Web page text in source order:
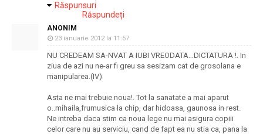
Răspunsuri
Răspundeți
ANONIM
23 ianuarie 2012 la 11:57
NU CREDEAM SA-NVAT A IUBI VREODATA…DICTATURA !. In
ziua de azi nu ne-ar fi greu sa sesizam cat de grosolana e
manipularea.(IV)
Asta ne mai trebuie noua!. Tot la sanatate a mai aparut
o..mihaila,frumusica la chip, dar hidoasa, gaunosa in rest.
Ne intreba daca stim ca noua lege nu mai asigura copiii
celor care nu au serviciu, cand de fapt ea nu stia ca, pana la